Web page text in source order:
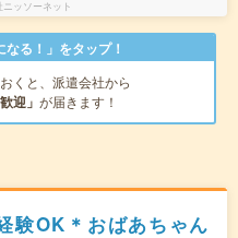
ッソーネット
る！」をタップ！
くと、派遣会社から
迎」 が届きます！
験OK＊おばあちゃん